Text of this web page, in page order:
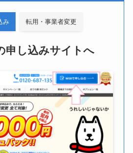
み 転用・事業者変更
申し込みサイトへ